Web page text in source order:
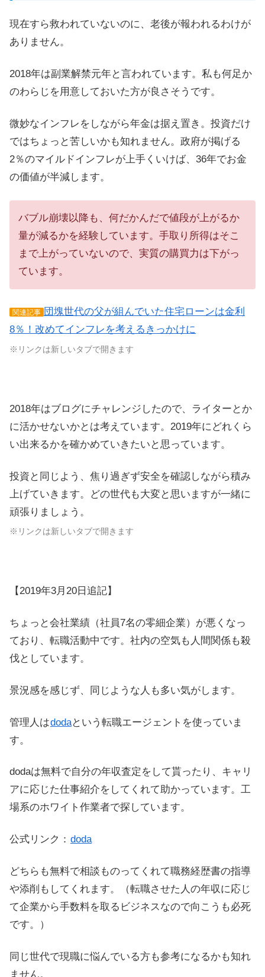
現在すら救われていないのに、老後が報われるわけが
ありません。
2018年は副業解禁元年と言われています。私も何足か
のわらじを用意しておいた方が良さそうです。
微妙なインフレをしながら年金は据え置き。投資だけ
ではちょっと苦しいかも知れません。政府が掲げる
2％のマイルドインフレが上手くいけば、36年でお金
の価値が半減します。
バブル崩壊以降も、何だかんだで値段が上がるか
量が減るかを経験しています。手取り所得はそこ
まで上がっていないので、実質の購買力は下がっ
ています。
関連記事 団塊世代の父が組んでいた住宅ローンは金利
8％！改めてインフレを考えるきっかけに
※リンクは新しいタブで開きます
2018年はブログにチャレンジしたので、ライターとか
に活かせないかとは考えています。2019年にどれくら
い出来るかを確かめていきたいと思っています。
投資と同じよう、焦り過ぎず安全を確認しながら積み
上げていきます。どの世代も大変と思いますが一緒に
頑張りましょう。
※リンクは新しいタブで開きます
【2019年3月20日追記】
ちょっと会社業績（社員7名の零細企業）が悪くなっ
ており、転職活動中です。社内の空気も人間関係も殺
伐としています。
景況感を感じず、同じような人も多い気がします。
管理人はdodaという転職エージェントを使っていま
す。
dodaは無料で自分の年収査定をして貰ったり、キャリ
アに応じた仕事紹介をしてくれて助かっています。工
場系のホワイト作業者で探しています。
公式リンク： doda
どちらも無料で相談ものってくれて職務経歴書の指導
や添削もしてくれます。（転職させた人の年収に応じ
て企業から手数料を取るビジネスなので向こうも必死
です。）
同じ世代で現職に悩んでいる方も参考になるかも知れ
ません。